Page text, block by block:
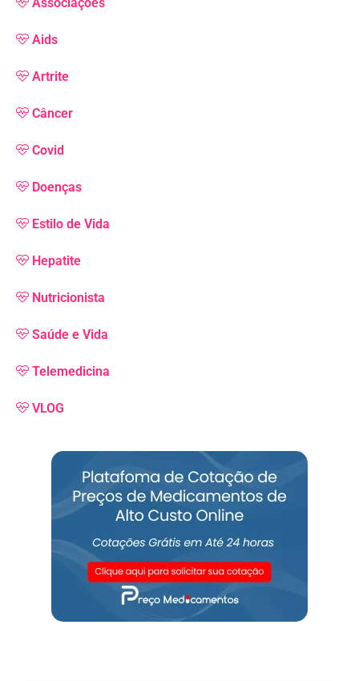
Aids
Artrite
Câncer
Covid
Doenças
Estilo de Vida
Hepatite
Nutricionista
Saúde e Vida
Telemedicina
VLOG